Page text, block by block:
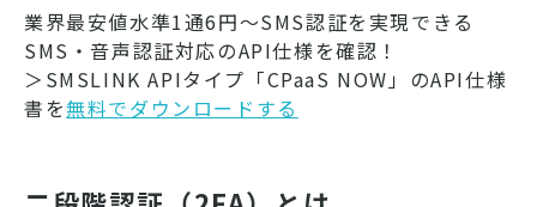
業界最安値水準1通6円～SMS認証を実現できる
SMS・音声認証対応のAPI仕様を確認！
＞SMSLINK APIタイプ「CPaaS NOW」のAPI仕様
書を無料でダウンロードする